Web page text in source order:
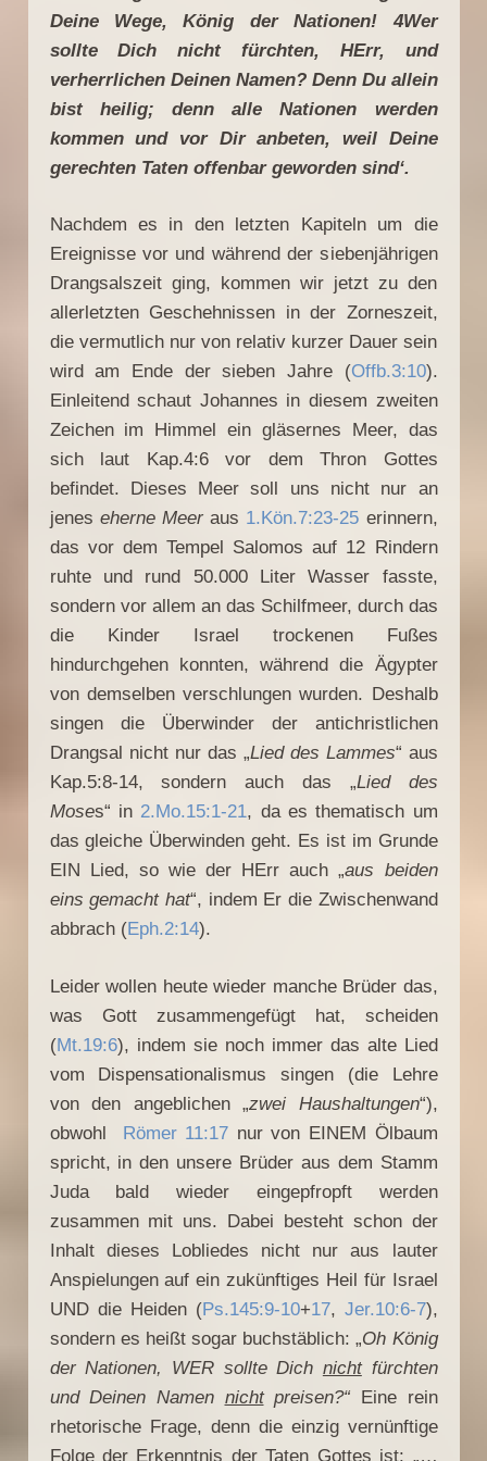
Deine Wege, König der Nationen!4Wer
sollte Dich nicht fürchten, HErr, und
verherrlichen Deinen Namen? Denn Du allein
bist heilig; denn alle Nationen werden
kommen und vor Dir anbeten, weil Deine
gerechten Taten offenbar geworden sind‘.
Nachdem es in den letzten Kapiteln um die
Ereignisse vor und während der siebenjährigen
Drangsalszeit ging, kommen wir jetzt zu den
allerletzten Geschehnissen in der Zorneszeit,
die vermutlich nur von relativ kurzer Dauer sein
wird am Ende der sieben Jahre (Offb.3:10).
Einleitend schaut Johannes in diesem zweiten
Zeichen im Himmel ein gläsernes Meer, das
sich laut Kap.4:6 vor dem Thron Gottes
befindet. Dieses Meer soll uns nicht nur an
jenes eherne Meeraus 1.Kön.7:23-25 erinnern,
das vor dem Tempel Salomos auf 12 Rindern
ruhte und rund 50.000 Liter Wasser fasste,
sondern vor allem an das Schilfmeer, durch das
die Kinder Israel trockenen Fußes
hindurchgehen konnten, während die Ägypter
von demselben verschlungen wurden. Deshalb
singen die Überwinder der antichristlichen
Drangsal nicht nur das „Lied des Lammes“ aus
Kap.5:8-14, sondern auch das „Lied des
Moses“ in 2.Mo.15:1-21, da es thematisch um
das gleiche Überwinden geht. Es ist im Grunde
EIN Lied, so wie der HErr auch „aus beiden
eins gemacht hat“, indem Er die Zwischenwand
abbrach (Eph.2:14).
Leider wollen heute wieder manche Brüder das,
was Gott zusammengefügt hat, scheiden
(Mt.19:6), indem sie noch immer das alte Lied
vom Dispensationalismus singen (die Lehre
von den angeblichen „zwei Haushaltungen“),
obwohl Römer 11:17 nur von EINEM Ölbaum
spricht, in den unsere Brüder aus dem Stamm
Juda bald wieder eingepfropft werden
zusammen mit uns. Dabei besteht schon der
Inhalt dieses Lobliedes nicht nur aus lauter
Anspielungen auf ein zukünftiges Heil für Israel
UND die Heiden (Ps.145:9-10+17, Jer.10:6-7),
sondern es heißt sogar buchstäblich: „Oh König
der Nationen, WER sollte Dich nichtfürchten
und Deinen Namen nichtpreisen?“ Eine rein
rhetorische Frage, denn die einzig vernünftige
Folge der Erkenntnis der Taten Gottes ist: „…